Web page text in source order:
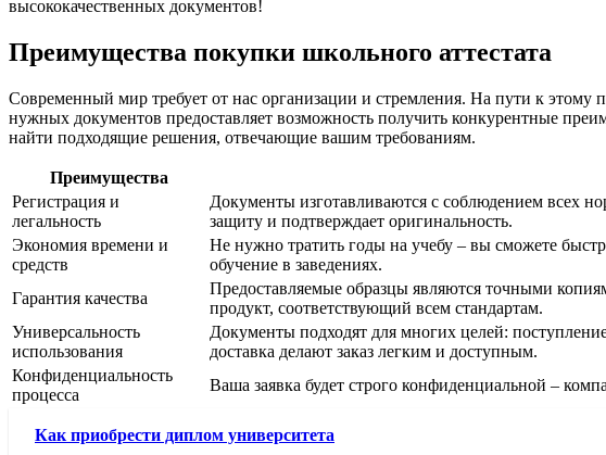
высококачественных документов!
Преимущества покупки школьного аттестата
Современный мир требует от нас организации и стремления. На пути к
нужных документов предоставляет возможность получить конкурентные
найти подходящие решения, отвечающие вашим требованиям.
Преимущества
Регистрация и
легальность
Документы изготавливаются с соблюдением всех
защиту и подтверждает оригинальность.
Экономия времени и
средств
Не нужно тратить годы на учебу – вы сможете
обучение в заведениях.
Гарантия качества
Предоставляемые образцы являются точными
продукт, соответствующий всем стандартам.
Универсальность
использования
Документы подходят для многих целей:
доставка делают заказ легким и доступным.
Конфиденциальность
процесса
Ваша заявка будет строго конфиденциальной –
Как приобрести диплом университета